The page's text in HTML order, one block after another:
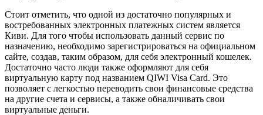
Стоит отметить, что одной из достаточно популярных и
востребованных электронных платежных систем является
Киви. Для того чтобы использовать данный сервис по
назначению, необходимо зарегистрироваться на официальном
сайте, создав, таким образом, для себя электронный кошелек.
Достаточно часто люди также оформляют для себя
виртуальную карту под названием QIWI Visa Card. Это
позволяет с легкостью переводить свои финансовые средства
на другие счета и сервисы, а также обналичивать свои
виртуальные деньги.